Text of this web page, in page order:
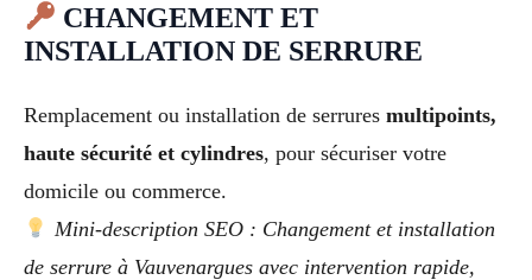
CHANGEMENT ET
INSTALLATION DE SERRURE
Remplacement ou installation de serrures multipoints,
haute sécurité et cylindres, pour sécuriser votre
domicile ou commerce.
Mini-description SEO : Changement et installation
de serrure à Vauvenargues avec intervention rapide,